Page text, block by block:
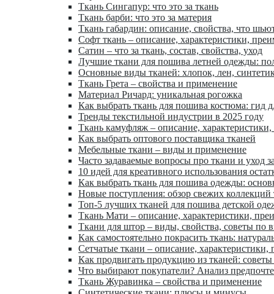
Ткань Сингапур: что это за ткань
Ткань барби: что это за материя
Ткань габардин: описание, свойства, что
Софт ткань – описание, характеристики,
Сатин – что за ткань, состав, свойства, уход
Лучшие ткани для пошива летней одежды:
Основные виды тканей: хлопок, лен,
Ткань Грета – свойства и применение
Материал Ричард: уникальная рогожка
Как выбрать ткань для пошива костюма: гид
Тренды текстильной индустрии в 2025 году
Ткань камуфляж – описание,
Как выбрать оптового поставщика тканей
Мебельные ткани – виды и применение
Часто задаваемые вопросы про ткани и уход
10 идей для креативного использования
Как выбрать ткань для пошива одежды:
Новые поступления: обзор свежих коллекций
Топ-5 лучших тканей для пошива детской
Ткань Мати – описание, характеристики,
Ткани для штор – виды, свойства, советы по
Как самостоятельно покрасить ткань:
Сетчатые ткани – описание, характеристики,
Как продвигать продукцию из тканей: советы
Что выбирают покупатели? Анализ
Ткань Журавинка – свойства и применение